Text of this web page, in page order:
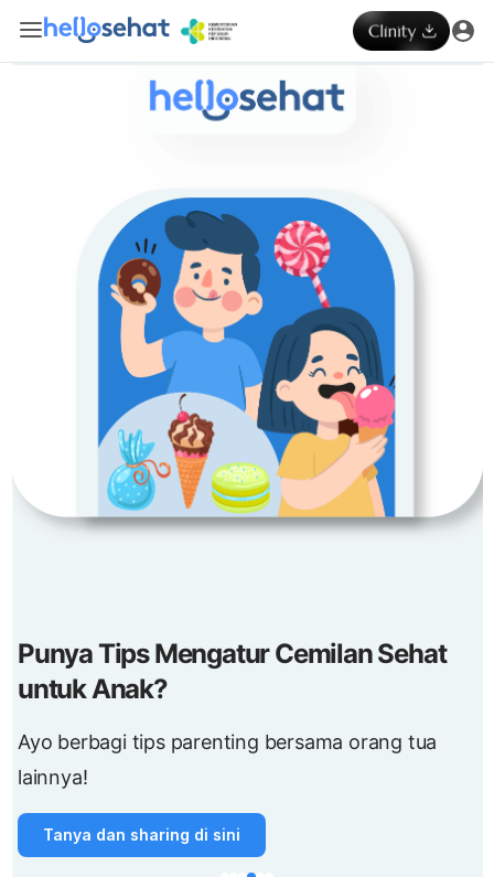
Punya Tips Mengatur Cemilan Sehat
untuk Anak?
Ayo berbagi tips parenting bersama orang tua
lainnya!
Tanya dan sharing di sini